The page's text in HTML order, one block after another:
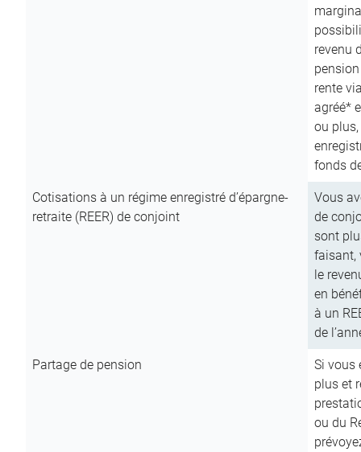
revenu
rente
agréé*
ou
fonds
Cotisations à un régime enregistré d’épargne-
retraite (REER) de conjoint
Vous
de
sont
faisant,
le
en
à un
de
Partage de pension
Si vous
plus et
ou du